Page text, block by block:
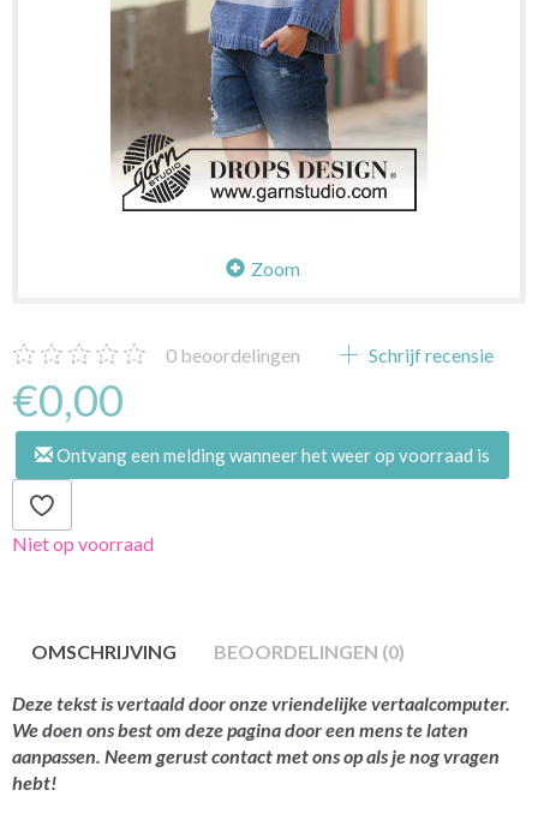
Zoom
0 beoordelingen Schrijf recensie
€0,00
Ontvang een melding wanneer het weer op voorraad is
Niet op voorraad
OMSCHRIJVING BEOORDELINGEN (0)
Deze tekst is vertaald door onze vriendelijke vertaalcomputer.
We doen ons best om deze pagina door een mens te laten
aanpassen. Neem gerust contact met ons op als je nog vragen
hebt!